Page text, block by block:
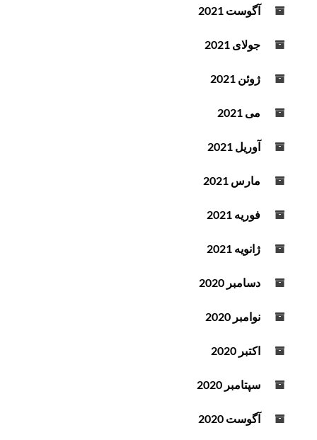
آگوست 2021
جولای 2021
ژوئن 2021
می 2021
آوریل 2021
مارس 2021
فوریه 2021
ژانویه 2021
دسامبر 2020
نوامبر 2020
اکتبر 2020
سپتامبر 2020
آگوست 2020